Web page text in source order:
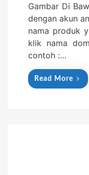
Gambar Di
dengan akun
nama produk
klik nama
contoh :…
Read More